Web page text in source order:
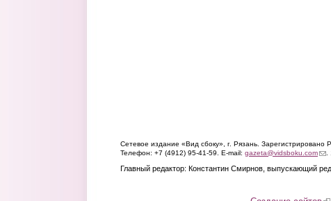
Сетевое издание «Вид сбоку», г. Рязань.
Телефон: +7 (4912) 95-41-59. E-mail: gazeta@vidsboku.com .
Главный редактор: Константин Смирнов, выпускающий